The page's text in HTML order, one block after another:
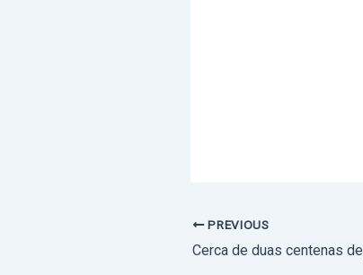
PREVIOUS